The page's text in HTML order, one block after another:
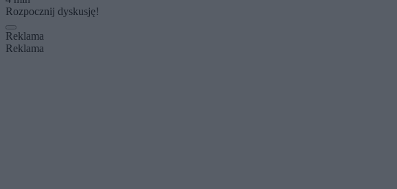
Rozpocznij dyskusję!
Reklama
Reklama